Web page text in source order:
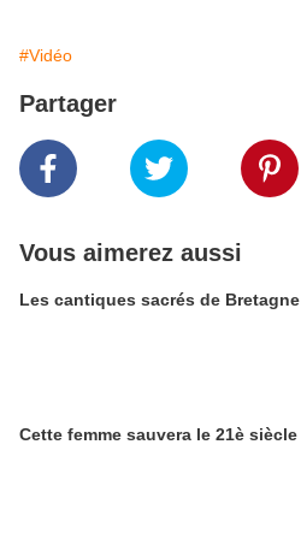
#Vidéo
Partager
Vous aimerez aussi
Les cantiques sacrés de Bretagne
Cette femme sauvera le 21è siècle